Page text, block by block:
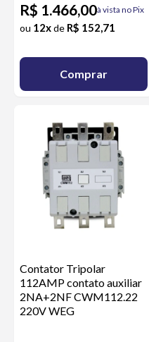
R$ 1.466,00à vista no Pix
ou 12xde R$ 152,71
Comprar
Contator Tripolar
112AMP contato auxiliar
2NA+2NF CWM112.22
220V WEG